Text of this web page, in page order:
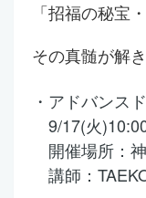
「招福の秘宝
その真髄が解
・アドバンス
9/17(火)
開催場所：
講師 ：